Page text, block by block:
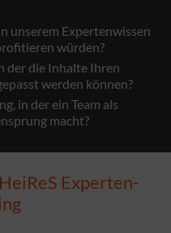
unserem Expertenwissen
würden?
der die Inhalte Ihren
werden können?
in der ein Team als
macht?
Experten-